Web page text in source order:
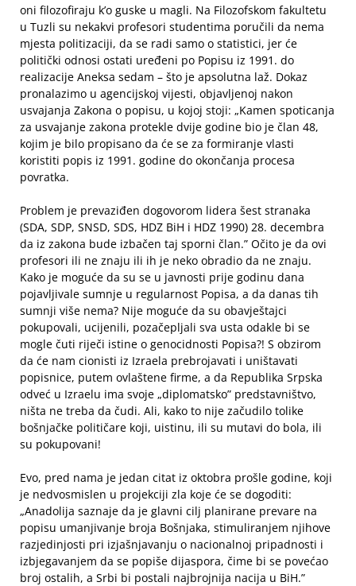
oni filozofiraju k’o guske u magli. Na Filozofskom fakultetu
u Tuzli su nekakvi profesori studentima poručili da nema
mjesta politizaciji, da se radi samo o statistici, jer će
politički odnosi ostati uređeni po Popisu iz 1991. do
realizacije Aneksa sedam – što je apsolutna laž. Dokaz
pronalazimo u agencijskoj vijesti, objavljenoj nakon
usvajanja Zakona o popisu, u kojoj stoji: „Kamen spoticanja
za usvajanje zakona protekle dvije godine bio je član 48,
kojim je bilo propisano da će se za formiranje vlasti
koristiti popis iz 1991. godine do okončanja procesa
povratka.
Problem je prevaziđen dogovorom lidera šest stranaka
(SDA, SDP, SNSD, SDS, HDZ BiH i HDZ 1990) 28. decembra
da iz zakona bude izbačen taj sporni član.” Očito je da ovi
profesori ili ne znaju ili ih je neko obradio da ne znaju.
Kako je moguće da su se u javnosti prije godinu dana
pojavljivale sumnje u regularnost Popisa, a da danas tih
sumnji više nema? Nije moguće da su obavještajci
pokupovali, ucijenili, pozačepljali sva usta odakle bi se
mogle čuti riječi istine o genocidnosti Popisa?! S obzirom
da će nam cionisti iz Izraela prebrojavati i uništavati
popisnice, putem ovlaštene firme, a da Republika Srpska
odveć u Izraelu ima svoje „diplomatsko” predstavništvo,
ništa ne treba da čudi. Ali, kako to nije začudilo tolike
bošnjačke političare koji, uistinu, ili su mutavi do bola, ili
su pokupovani!
Evo, pred nama je jedan citat iz oktobra prošle godine, koji
je nedvosmislen u projekciji zla koje će se dogoditi:
„Anadolija saznaje da je glavni cilj planirane prevare na
popisu umanjivanje broja Bošnjaka, stimuliranjem njihove
razjedinjosti pri izjašnjavanju o nacionalnoj pripadnosti i
izbjegavanjem da se popiše dijaspora, čime bi se povećao
broj ostalih, a Srbi bi postali najbrojnija nacija u BiH.”